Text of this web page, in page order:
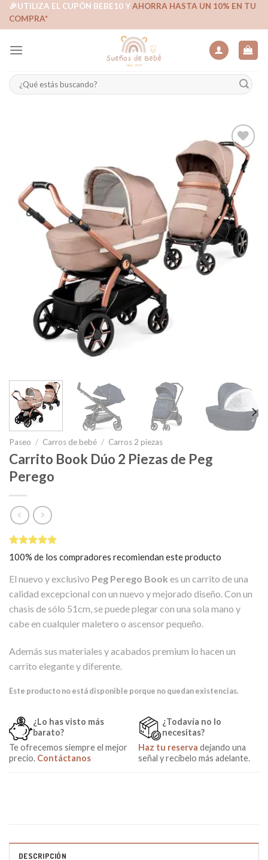
Skip🎉UTILIZA EL CUPÓN BEBE10 YAHORRA HASTA UN 10% EN TU
COMPRA*
Buscar
por:
Añadir
a la
lista de
deseos
Paseo / Carros de bebé / Carros 2 piezas
Carrito Book Dúo 2 Piezas de Peg
Perego
Valorado
5.00 sobre
en
1
puntuación
100% de los compradores recomiendan este producto
El nuevo y exclusivo Peg Perego Book es un carrito de una
calidad excepcional con un nuevo y mejorado diseño. Con un
chasis de sólo 51cm, se puede plegar con una sola mano y
cabe en cualquier maletero o ascensor pequeño.
Además sus materiales y acabados premium lo hacen un
carrito elegante y diferente.
Este producto no está disponible porque no quedan existencias.
¿Lo has visto más
barato?
Te ofrecemos siempre el mejor
precio. Contáctanos
¿Todavía no lo
necesitas?
Haz tu reserva dejando una
señal y recíbelo más adelante.
DESCRIPCIÓN